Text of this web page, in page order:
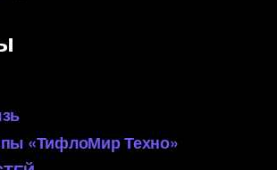
«ТифлоМир Техно»